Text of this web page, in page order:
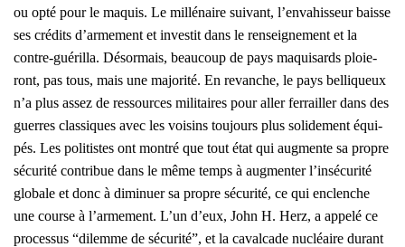
ou opté pour le maquis. Le mil­lé­naire sui­vant, l’envahisseur baisse
ses cré­dits d’armement et inves­tit dans le ren­sei­gne­ment et la
contre-gué­rilla. Désor­mais, beau­coup de pays maqui­sards ploie­
ront, pas tous, mais une majo­ri­té. En revanche, le pays bel­li­queux
n’a plus assez de res­sources mili­taires pour aller fer­railler dans des
guerres clas­siques avec les voi­sins tou­jours plus soli­de­ment équi­
pés. Les poli­tistes ont mon­tré que tout état qui aug­mente sa propre
sécu­ri­té contri­bue dans le même temps à aug­men­ter l’insécurité
glo­bale et donc à dimi­nuer sa propre sécu­ri­té, ce qui enclenche
une course à l’armement. L’un d’eux, John H. Herz, a appe­lé ce
pro­ces­sus “dilemme de sécu­ri­té”, et la caval­cade nucléaire durant